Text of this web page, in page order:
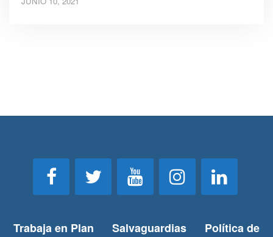
Trabaja en Plan Salvaguardias Política de